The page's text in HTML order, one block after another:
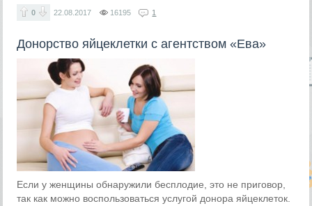
0 22.08.2017 16195 1
Донорство яйцеклетки с агентством «Ева»
Если у женщины обнаружили бесплодие, это не приговор,
так как можно воспользоваться услугой донора яйцеклеток.